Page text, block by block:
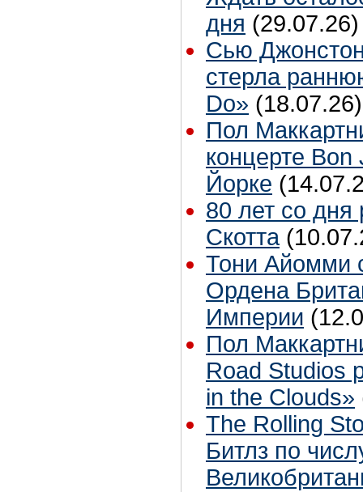
дня (29.07.26)
Сью
стерла
Do» (18.07.26)
Пол
концерте
Йорке
80 лет со
Скотта
Тони Айомми
Ордена
Империи
Пол
Road Studios
in the Clouds»
The Rolling
Битлз по